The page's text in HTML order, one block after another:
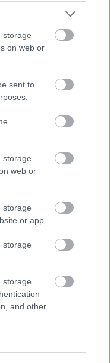
storage
on web or
sent to
storage
web or
storage
or app.
storage
storage
and other
ντουλάπι της
απέκτησαν 6
για το απόλυτο